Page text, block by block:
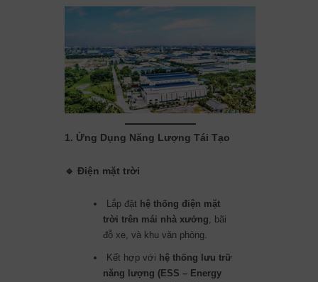
1. Ứng Dụng Năng Lượng Tái Tạo
🔹 Điện mặt trời
Lắp đặt hệ thống điện mặt
trời trên mái nhà xưởng , bãi
đỗ xe, và khu văn phòng.
Kết hợp với hệ thống lưu trữ
năng lượng (ESS – Energy